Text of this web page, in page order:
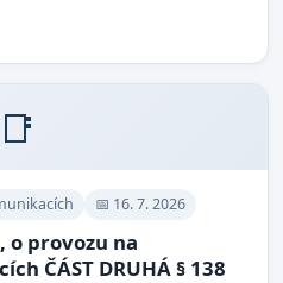
📑
📅 16. 7. 2026
o provozu na
ČÁST DRUHÁ § 138